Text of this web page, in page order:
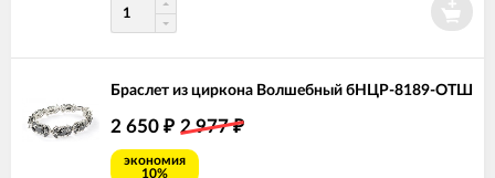
Браслет из циркона Волшебный бНЦР-8189-ОТШ
2 650 ₽ 2 977₽
экономия
10%